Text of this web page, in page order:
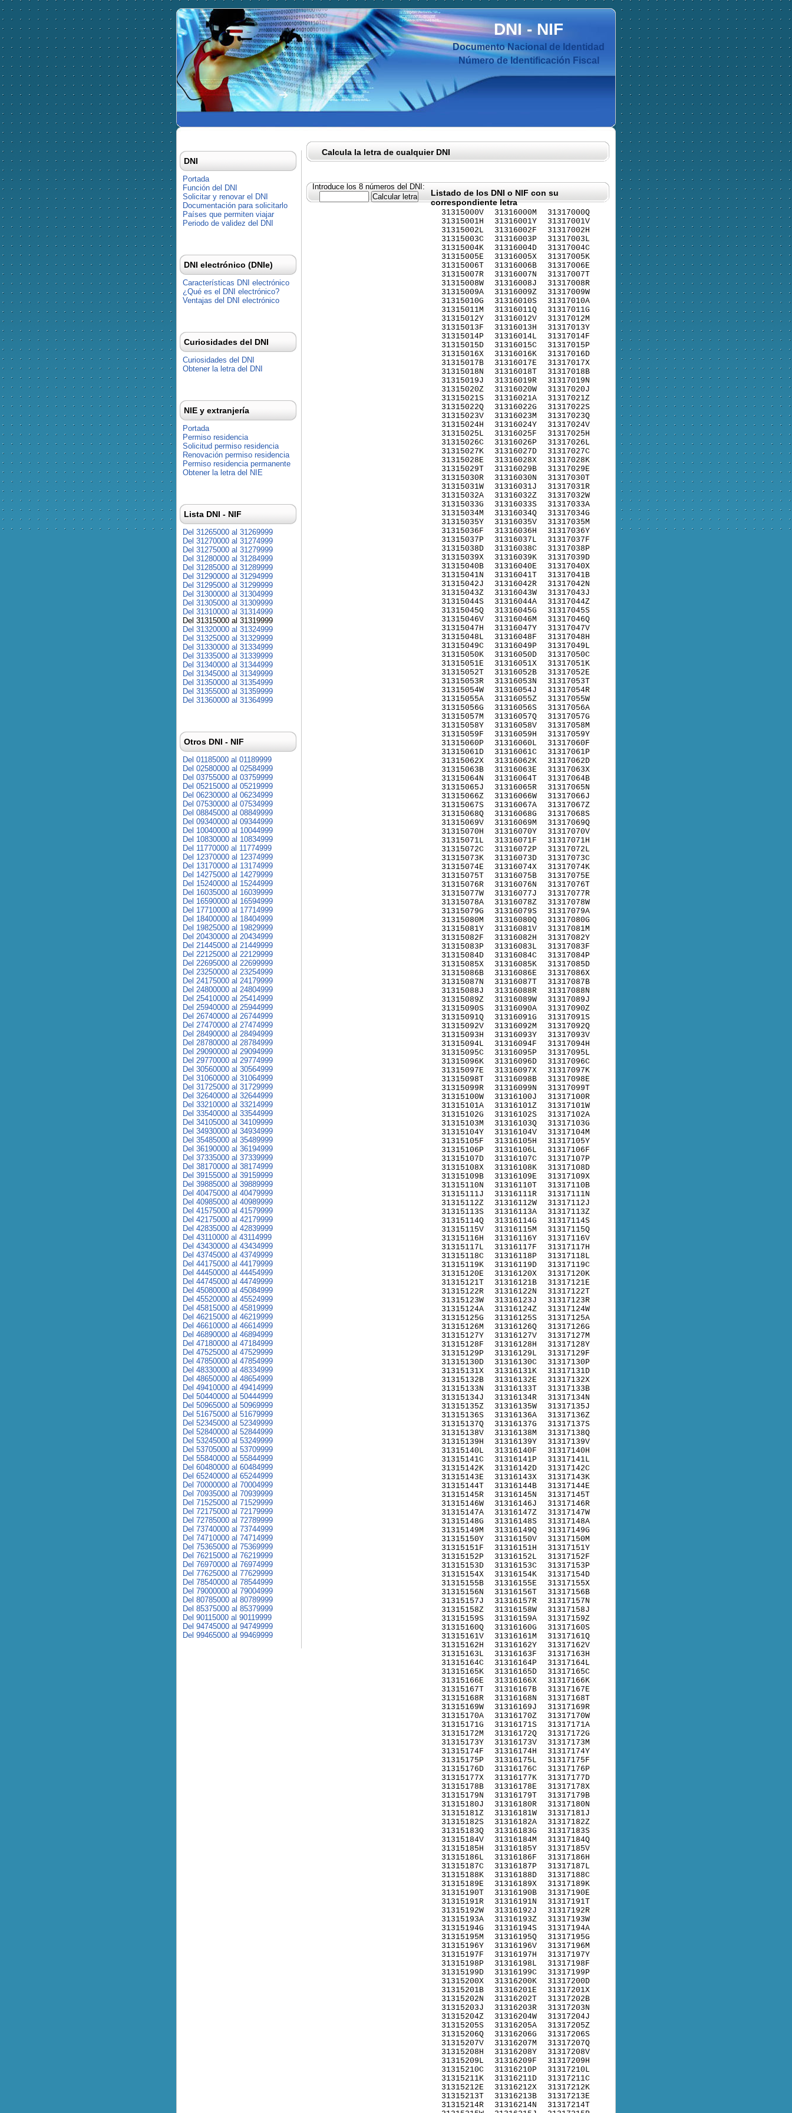
DNI-NIF
Documento Nacional de Identidad
Número de Identificación Fiscal
Calcula la letra de cualquier DNI
Introduce los 8 números del DNI:
Listado de los DNI o NIF con su
correspondiente letra
31315000V
31315001H
31315002L
31315003C
31315004K
31315005E
31315006T
31315007R
31315008W
31315009A
31315010G
31315011M
31315012Y
31315013F
31315014P
31315015D
31315016X
31315017B
31315018N
31315019J
31315020Z
31315021S
31315022Q
31315023V
31315024H
31315025L
31315026C
31315027K
31315028E
31315029T
31315030R
31315031W
31315032A
31315033G
31315034M
31315035Y
31315036F
31315037P
31315038D
31315039X
31315040B
31315041N
31315042J
31315043Z
31315044S
31315045Q
31315046V
31315047H
31315048L
31315049C
31315050K
31315051E
31315052T
31315053R
31315054W
31315055A
31315056G
31315057M
31315058Y
31315059F
31315060P
31315061D
31315062X
31315063B
31315064N
31315065J
31315066Z
31315067S
31315068Q
31315069V
31315070H
31315071L
31315072C
31315073K
31315074E
31315075T
31315076R
31315077W
31315078A
31315079G
31315080M
31315081Y
31315082F
31315083P
31315084D
31315085X
31315086B
31315087N
31315088J
31315089Z
31315090S
31315091Q
31315092V
31315093H
31315094L
31315095C
31315096K
31315097E
31315098T
31315099R
31315100W
31315101A
31315102G
31315103M
31315104Y
31315105F
31315106P
31315107D
31315108X
31315109B
31315110N
31315111J
31315112Z
31315113S
31315114Q
31315115V
31315116H
31315117L
31315118C
31315119K
31315120E
31315121T
31315122R
31315123W
31315124A
31315125G
31315126M
31315127Y
31315128F
31315129P
31315130D
31315131X
31315132B
31315133N
31315134J
31315135Z
31315136S
31315137Q
31315138V
31315139H
31315140L
31315141C
31315142K
31315143E
31315144T
31315145R
31315146W
31315147A
31315148G
31315149M
31315150Y
31315151F
31315152P
31315153D
31315154X
31315155B
31315156N
31315157J
31315158Z
31315159S
31315160Q
31315161V
31315162H
31315163L
31315164C
31315165K
31315166E
31315167T
31315168R
31315169W
31315170A
31315171G
31315172M
31315173Y
31315174F
31315175P
31315176D
31315177X
31315178B
31315179N
31315180J
31315181Z
31315182S
31315183Q
31315184V
31315185H
31315186L
31315187C
31315188K
31315189E
31315190T
31315191R
31315192W
31315193A
31315194G
31315195M
31315196Y
31315197F
31315198P
31315199D
31315200X
31315201B
31315202N
31315203J
31315204Z
31315205S
31315206Q
31315207V
31315208H
31315209L
31315210C
31315211K
31315212E
31315213T
31315214R
31316000M
31316001Y
31316002F
31316003P
31316004D
31316005X
31316006B
31316007N
31316008J
31316009Z
31316010S
31316011Q
31316012V
31316013H
31316014L
31316015C
31316016K
31316017E
31316018T
31316019R
31316020W
31316021A
31316022G
31316023M
31316024Y
31316025F
31316026P
31316027D
31316028X
31316029B
31316030N
31316031J
31316032Z
31316033S
31316034Q
31316035V
31316036H
31316037L
31316038C
31316039K
31316040E
31316041T
31316042R
31316043W
31316044A
31316045G
31316046M
31316047Y
31316048F
31316049P
31316050D
31316051X
31316052B
31316053N
31316054J
31316055Z
31316056S
31316057Q
31316058V
31316059H
31316060L
31316061C
31316062K
31316063E
31316064T
31316065R
31316066W
31316067A
31316068G
31316069M
31316070Y
31316071F
31316072P
31316073D
31316074X
31316075B
31316076N
31316077J
31316078Z
31316079S
31316080Q
31316081V
31316082H
31316083L
31316084C
31316085K
31316086E
31316087T
31316088R
31316089W
31316090A
31316091G
31316092M
31316093Y
31316094F
31316095P
31316096D
31316097X
31316098B
31316099N
31316100J
31316101Z
31316102S
31316103Q
31316104V
31316105H
31316106L
31316107C
31316108K
31316109E
31316110T
31316111R
31316112W
31316113A
31316114G
31316115M
31316116Y
31316117F
31316118P
31316119D
31316120X
31316121B
31316122N
31316123J
31316124Z
31316125S
31316126Q
31316127V
31316128H
31316129L
31316130C
31316131K
31316132E
31316133T
31316134R
31316135W
31316136A
31316137G
31316138M
31316139Y
31316140F
31316141P
31316142D
31316143X
31316144B
31316145N
31316146J
31316147Z
31316148S
31316149Q
31316150V
31316151H
31316152L
31316153C
31316154K
31316155E
31316156T
31316157R
31316158W
31316159A
31316160G
31316161M
31316162Y
31316163F
31316164P
31316165D
31316166X
31316167B
31316168N
31316169J
31316170Z
31316171S
31316172Q
31316173V
31316174H
31316175L
31316176C
31316177K
31316178E
31316179T
31316180R
31316181W
31316182A
31316183G
31316184M
31316185Y
31316186F
31316187P
31316188D
31316189X
31316190B
31316191N
31316192J
31316193Z
31316194S
31316195Q
31316196V
31316197H
31316198L
31316199C
31316200K
31316201E
31316202T
31316203R
31316204W
31316205A
31316206G
31316207M
31316208Y
31316209F
31316210P
31316211D
31316212X
31316213B
31316214N
31317000Q
31317001V
31317002H
31317003L
31317004C
31317005K
31317006E
31317007T
31317008R
31317009W
31317010A
31317011G
31317012M
31317013Y
31317014F
31317015P
31317016D
31317017X
31317018B
31317019N
31317020J
31317021Z
31317022S
31317023Q
31317024V
31317025H
31317026L
31317027C
31317028K
31317029E
31317030T
31317031R
31317032W
31317033A
31317034G
31317035M
31317036Y
31317037F
31317038P
31317039D
31317040X
31317041B
31317042N
31317043J
31317044Z
31317045S
31317046Q
31317047V
31317048H
31317049L
31317050C
31317051K
31317052E
31317053T
31317054R
31317055W
31317056A
31317057G
31317058M
31317059Y
31317060F
31317061P
31317062D
31317063X
31317064B
31317065N
31317066J
31317067Z
31317068S
31317069Q
31317070V
31317071H
31317072L
31317073C
31317074K
31317075E
31317076T
31317077R
31317078W
31317079A
31317080G
31317081M
31317082Y
31317083F
31317084P
31317085D
31317086X
31317087B
31317088N
31317089J
31317090Z
31317091S
31317092Q
31317093V
31317094H
31317095L
31317096C
31317097K
31317098E
31317099T
31317100R
31317101W
31317102A
31317103G
31317104M
31317105Y
31317106F
31317107P
31317108D
31317109X
31317110B
31317111N
31317112J
31317113Z
31317114S
31317115Q
31317116V
31317117H
31317118L
31317119C
31317120K
31317121E
31317122T
31317123R
31317124W
31317125A
31317126G
31317127M
31317128Y
31317129F
31317130P
31317131D
31317132X
31317133B
31317134N
31317135J
31317136Z
31317137S
31317138Q
31317139V
31317140H
31317141L
31317142C
31317143K
31317144E
31317145T
31317146R
31317147W
31317148A
31317149G
31317150M
31317151Y
31317152F
31317153P
31317154D
31317155X
31317156B
31317157N
31317158J
31317159Z
31317160S
31317161Q
31317162V
31317163H
31317164L
31317165C
31317166K
31317167E
31317168T
31317169R
31317170W
31317171A
31317172G
31317173M
31317174Y
31317175F
31317176P
31317177D
31317178X
31317179B
31317180N
31317181J
31317182Z
31317183S
31317184Q
31317185V
31317186H
31317187L
31317188C
31317189K
31317190E
31317191T
31317192R
31317193W
31317194A
31317195G
31317196M
31317197Y
31317198F
31317199P
31317200D
31317201X
31317202B
31317203N
31317204J
31317205Z
31317206S
31317207Q
31317208V
31317209H
31317210L
31317211C
31317212K
31317213E
31317214T
DNI
Portada
Función del DNI
Solicitar y renovar el DNI
Documentación para solicitarlo
Países que permiten viajar
Periodo de validez del DNI
DNI electrónico (DNIe)
Características DNI electrónico
¿Qué es el DNI electrónico?
Ventajas del DNI electrónico
Curiosidades del DNI
Curiosidades del DNI
Obtener la letra del DNI
NIE y extranjería
Portada
Permiso residencia
Solicitud permiso residencia
Renovación permiso residencia
Permiso residencia permanente
Obtener la letra del NIE
Lista DNI - NIF
Del 31265000 al 31269999
Del 31270000 al 31274999
Del 31275000 al 31279999
Del 31280000 al 31284999
Del 31285000 al 31289999
Del 31290000 al 31294999
Del 31295000 al 31299999
Del 31300000 al 31304999
Del 31305000 al 31309999
Del 31310000 al 31314999
Del 31315000 al 31319999
Del 31320000 al 31324999
Del 31325000 al 31329999
Del 31330000 al 31334999
Del 31335000 al 31339999
Del 31340000 al 31344999
Del 31345000 al 31349999
Del 31350000 al 31354999
Del 31355000 al 31359999
Del 31360000 al 31364999
Otros DNI - NIF
Del 01185000 al 01189999
Del 02580000 al 02584999
Del 03755000 al 03759999
Del 05215000 al 05219999
Del 06230000 al 06234999
Del 07530000 al 07534999
Del 08845000 al 08849999
Del 09340000 al 09344999
Del 10040000 al 10044999
Del 10830000 al 10834999
Del 11770000 al 11774999
Del 12370000 al 12374999
Del 13170000 al 13174999
Del 14275000 al 14279999
Del 15240000 al 15244999
Del 16035000 al 16039999
Del 16590000 al 16594999
Del 17710000 al 17714999
Del 18400000 al 18404999
Del 19825000 al 19829999
Del 20430000 al 20434999
Del 21445000 al 21449999
Del 22125000 al 22129999
Del 22695000 al 22699999
Del 23250000 al 23254999
Del 24175000 al 24179999
Del 24800000 al 24804999
Del 25410000 al 25414999
Del 25940000 al 25944999
Del 26740000 al 26744999
Del 27470000 al 27474999
Del 28490000 al 28494999
Del 28780000 al 28784999
Del 29090000 al 29094999
Del 29770000 al 29774999
Del 30560000 al 30564999
Del 31060000 al 31064999
Del 31725000 al 31729999
Del 32640000 al 32644999
Del 33210000 al 33214999
Del 33540000 al 33544999
Del 34105000 al 34109999
Del 34930000 al 34934999
Del 35485000 al 35489999
Del 36190000 al 36194999
Del 37335000 al 37339999
Del 38170000 al 38174999
Del 39155000 al 39159999
Del 39885000 al 39889999
Del 40475000 al 40479999
Del 40985000 al 40989999
Del 41575000 al 41579999
Del 42175000 al 42179999
Del 42835000 al 42839999
Del 43110000 al 43114999
Del 43430000 al 43434999
Del 43745000 al 43749999
Del 44175000 al 44179999
Del 44450000 al 44454999
Del 44745000 al 44749999
Del 45080000 al 45084999
Del 45520000 al 45524999
Del 45815000 al 45819999
Del 46215000 al 46219999
Del 46610000 al 46614999
Del 46890000 al 46894999
Del 47180000 al 47184999
Del 47525000 al 47529999
Del 47850000 al 47854999
Del 48330000 al 48334999
Del 48650000 al 48654999
Del 49410000 al 49414999
Del 50440000 al 50444999
Del 50965000 al 50969999
Del 51675000 al 51679999
Del 52345000 al 52349999
Del 52840000 al 52844999
Del 53245000 al 53249999
Del 53705000 al 53709999
Del 55840000 al 55844999
Del 60480000 al 60484999
Del 65240000 al 65244999
Del 70000000 al 70004999
Del 70935000 al 70939999
Del 71525000 al 71529999
Del 72175000 al 72179999
Del 72785000 al 72789999
Del 73740000 al 73744999
Del 74710000 al 74714999
Del 75365000 al 75369999
Del 76215000 al 76219999
Del 76970000 al 76974999
Del 77625000 al 77629999
Del 78540000 al 78544999
Del 79000000 al 79004999
Del 80785000 al 80789999
Del 85375000 al 85379999
Del 90115000 al 90119999
Del 94745000 al 94749999
Del 99465000 al 99469999